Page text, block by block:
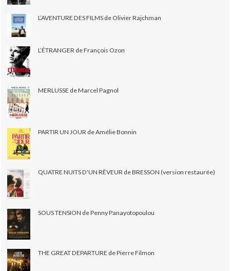
L’AVENTURE DES FILMS de Olivier Rajchman
L’ÉTRANGER de François Ozon
MERLUSSE de Marcel Pagnol
PARTIR UN JOUR de Amélie Bonnin
QUATRE NUITS D'UN RÊVEUR de BRESSON (version restaurée)
SOUS TENSION de Penny Panayotopoulou
THE GREAT DEPARTURE de Pierre Filmon